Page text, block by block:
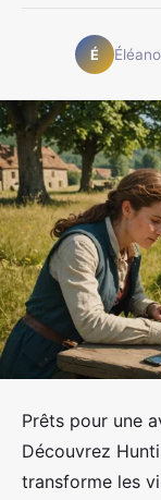
É
Prêts pour une
Découvrez
transforme les